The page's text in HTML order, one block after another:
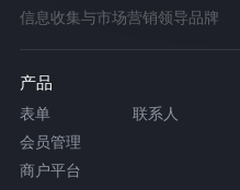
信息收集与市场营销领导品牌
产品
表单 联系人
会员管理
商户平台